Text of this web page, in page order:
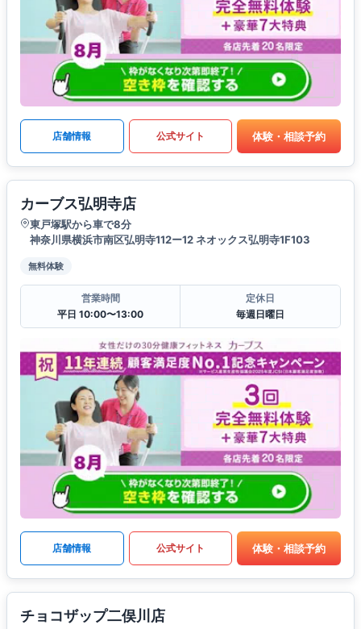
店舗情報 公式サイト 体験・相談予約
カーブス弘明寺店
東戸塚駅から車で8分
神奈川県横浜市南区弘明寺112ー12 ネオックス弘明寺1F103
無料体験
営業時間
平日 10:00〜13:00
定休日
毎週日曜日
店舗情報 公式サイト 体験・相談予約
チョコザップ二俣川店